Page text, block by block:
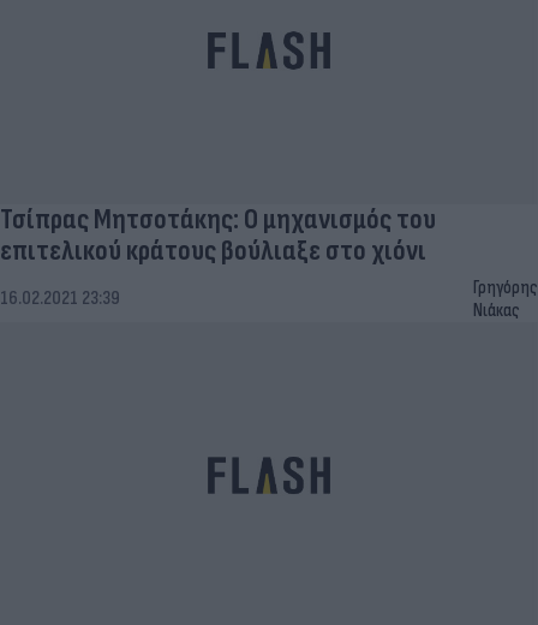
Τσίπρας Μητσοτάκης: Ο μηχανισμός του
επιτελικού κράτους βούλιαξε στο χιόνι
16.02.2021 23:39
Γρηγόρης
Νιάκας